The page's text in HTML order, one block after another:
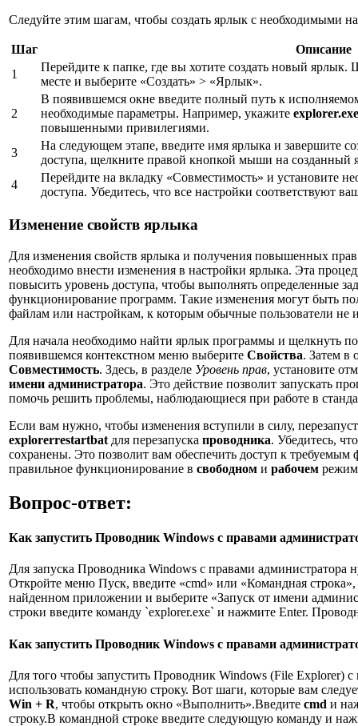
Следуйте этим шагам, чтобы создать ярлык с необходимыми
Шаг
Описание
1
Перейдите к папке, где вы хотите создать новый
месте и выберите «Создать» > «Ярлык».
2
В появившемся окне введите полный путь к
необходимые параметры. Например, укажите explorer.exe
повышенными привилегиями.
3
На следующем этапе, введите имя ярлыка и завершите
доступа, щелкните правой кнопкой мыши на созданный
4
Перейдите на вкладку «Совместимость» и установите
доступа. Убедитесь, что все настройки соответствуют
Изменение свойств ярлыка
Для изменения свойств ярлыка и получения повышенных
необходимо внести изменения в настройки ярлыка. Эта
повысить уровень доступа, чтобы выполнять определенные
функционирование программ. Такие изменения могут быть
файлам или настройкам, к которым обычные пользователи не
Для начала необходимо найти ярлык программы и щелкнуть
появившемся контекстном меню выберите Свойства. Затем в
Совместимость. Здесь, в разделе Уровень прав, установите
имени администратора. Это действие позволит запускать
помочь решить проблемы, наблюдающиеся при работе в
Если вам нужно, чтобы изменения вступили в силу,
explorerrestartbat для перезапуска проводника. Убедитесь,
сохранены. Это позволит вам обеспечить доступ к
правильное функционирование в свободном и рабочем
Вопрос-ответ:
Как запустить Проводник Windows с правами
Для запуска Проводника Windows с правами администратора
Откройте меню Пуск, введите «cmd» или «Командная
найденном приложении и выберите «Запуск от имени
строки введите команду `explorer.exe` и нажмите Enter.
Как запустить Проводник Windows с правами
Для того чтобы запустить Проводник Windows (File Explorer)
использовать командную строку. Вот шаги, которые вам
Win + R, чтобы открыть окно «Выполнить».Введите cmd и
строку.В командной строке введите следующую команду и